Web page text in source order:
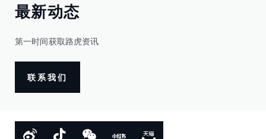
最新动态
第一时间获取路虎资讯
联系我们